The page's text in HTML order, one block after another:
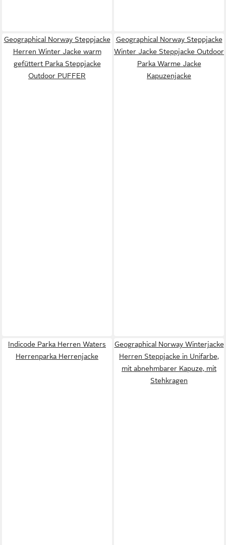
Geographical Norway Steppjacke
Herren Winter Jacke warm
gefüttert Parka Steppjacke
Outdoor PUFFER
Geographical Norway Steppjacke
Winter Jacke Steppjacke Outdoor
Parka Warme Jacke
Kapuzenjacke
Indicode Parka Herren Waters
Herrenparka Herrenjacke
Geographical Norway Winterjacke
Herren Steppjacke in Unifarbe,
mit abnehmbarer Kapuze, mit
Stehkragen